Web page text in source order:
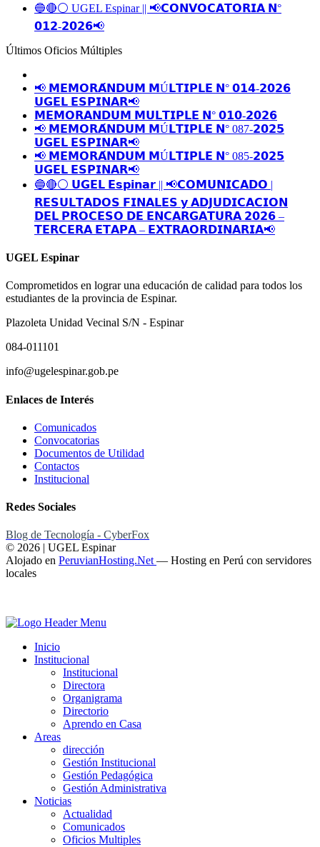
🔵🔴⚪️ UGEL Espinar || 📢𝗖𝗢𝗡𝗩𝗢𝗖𝗔𝗧𝗢𝗥𝗜𝗔 𝗡°
𝟬𝟭𝟮-𝟮𝟬𝟮𝟲📢
Últimos Oficios Múltiples
📢 𝗠𝗘𝗠𝗢𝗥𝗔́𝗡𝗗𝗨𝗠 𝗠Ú𝗟𝗧𝗜𝗣𝗟𝗘 𝗡° 𝟬𝟭𝟰-𝟮𝟬𝟮𝟲
𝗨𝗚𝗘𝗟 𝗘𝗦𝗣𝗜𝗡𝗔𝗥📢
𝗠𝗘𝗠𝗢𝗥𝗔𝗡𝗗𝗨𝗠 𝗠𝗨𝗟𝗧𝗜𝗣𝗟𝗘 𝗡° 𝟬𝟭𝟬-𝟮𝟬𝟮𝟲
📢 𝗠𝗘𝗠𝗢𝗥𝗔́𝗡𝗗𝗨𝗠 𝗠Ú𝗟𝗧𝗜𝗣𝗟𝗘 𝗡° 087-𝟮𝟬𝟮𝟱
𝗨𝗚𝗘𝗟 𝗘𝗦𝗣𝗜𝗡𝗔𝗥📢
📢 𝗠𝗘𝗠𝗢𝗥𝗔́𝗡𝗗𝗨𝗠 𝗠Ú𝗟𝗧𝗜𝗣𝗟𝗘 𝗡° 085-𝟮𝟬𝟮𝟱
𝗨𝗚𝗘𝗟 𝗘𝗦𝗣𝗜𝗡𝗔𝗥📢
🔵🔴⚪️ 𝗨𝗚𝗘𝗟 𝗘𝘀𝗽𝗶𝗻𝗮𝗿 || 📢𝗖𝗢𝗠𝗨𝗡𝗜𝗖𝗔𝗗𝗢 |
𝗥𝗘𝗦𝗨𝗟𝗧𝗔𝗗𝗢𝗦 𝗙𝗜𝗡𝗔𝗟𝗘𝗦 𝘆 𝗔𝗗𝗝𝗨𝗗𝗜𝗖𝗔𝗖𝗜𝗢𝗡
𝗗𝗘𝗟 𝗣𝗥𝗢𝗖𝗘𝗦𝗢 𝗗𝗘 𝗘𝗡𝗖𝗔𝗥𝗚𝗔𝗧𝗨𝗥𝗔 𝟮𝟬𝟮𝟲 –
𝗧𝗘𝗥𝗖𝗘𝗥𝗔 𝗘𝗧𝗔𝗣𝗔 – 𝗘𝗫𝗧𝗥𝗔𝗢𝗥𝗗𝗜𝗡𝗔𝗥𝗜𝗔📢
UGEL Espinar
Comprometidos en lograr una educación de calidad para todos los
estudiantes de la provincia de Espinar.
Plazoleta Unidad Vecinal S/N - Espinar
084-011101
info@ugelespinar.gob.pe
Enlaces de Interés
Comunicados
Convocatorias
Documentos de Utilidad
Contactos
Institucional
Redes Sociales
Blog de Tecnología - CyberFox
© 2026 | UGEL Espinar
Alojado en PeruvianHosting.Net — Hosting en Perú con servidores
locales
Inicio
Institucional
Institucional
Directora
Organigrama
Directorio
Aprendo en Casa
Areas
dirección
Gestión Institucional
Gestión Pedagógica
Gestión Administrativa
Noticias
Actualidad
Comunicados
Oficios Multiples